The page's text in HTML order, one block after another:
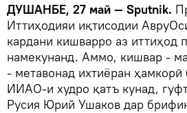
ДУШАНБЕ, 27 май — Sputnik.
Иттиҳодияи иқтисодии
кардани кишварро аз иттиҳод
намекунанд. Аммо, кишвар -
- метавонад ихтиёран
ИИАО-и худро қатъ кунад,
Русия Юрий Ушаков дар